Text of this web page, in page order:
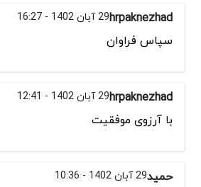
hrpaknezhad29 آبان 1402 - 16:27
سپاس فراوان
hrpaknezhad29 آبان 1402 - 12:41
با آرزوی موفقیت
حمید29 آبان 1402 - 10:36